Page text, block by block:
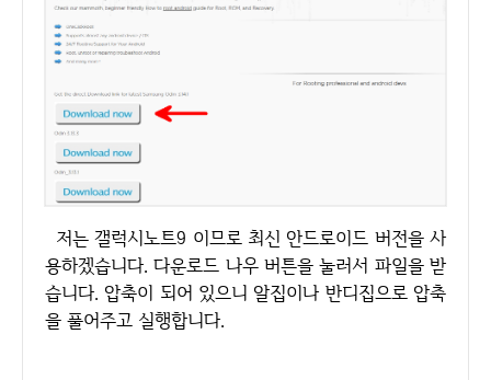
저는 갤럭시노트9 이므로 최신 안드로이드 버전을 사
용하겠습니다. 다운로드 나우 버튼을 눌러서 파일을 받
습니다. 압축이 되어 있으니 알집이나 반디집으로 압축
을 풀어주고 실행합니다.